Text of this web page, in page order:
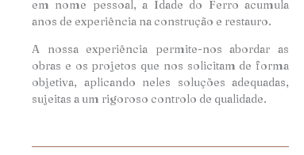
em nome pessoal, a Idade do Ferro acumula
anos de experiência na construção e restauro.
A nossa experiência permite-nos abordar as
obras e os projetos que nos solicitam de forma
objetiva, aplicando neles soluções adequadas,
sujeitas a um rigoroso controlo de qualidade.